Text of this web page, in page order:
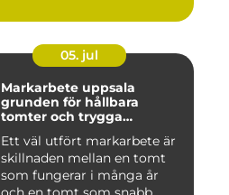
05. jul
Markarbete uppsala
grunden för hållbara
tomter och trygga
Ett väl utfört markarbete är
skillnaden mellan en tomt
som fungerar i många år